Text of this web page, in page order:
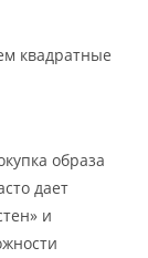
квадратные
образа
дает
и